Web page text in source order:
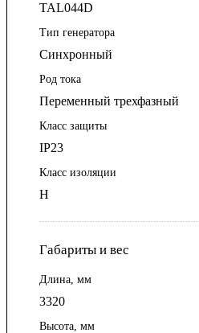
TAL044D
Тип генератора
Синхронный
Род тока
Переменный трехфазный
Класс защиты
IP23
Класс изоляции
Н
Габариты и вес
Длина, мм
3320
Высота, мм